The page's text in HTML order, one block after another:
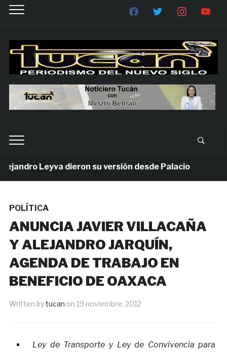
Leyva dieron su versión desde Palacio
POLÍTICA
ANUNCIA JAVIER VILLACAÑA
Y ALEJANDRO JARQUÍN,
AGENDA DE TRABAJO EN
BENEFICIO DE OAXACA
Written bytucan on 19 noviembre, 2012
Ley de Transporte y Ley de Convivencia para